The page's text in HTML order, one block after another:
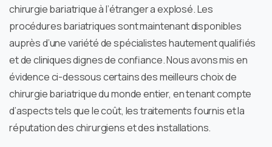
chirurgie bariatrique à l’étranger a explosé. Les
procédures bariatriques sont maintenant disponibles
auprès d’une variété de spécialistes hautement qualifiés
et de cliniques dignes de confiance. Nous avons mis en
évidence ci-dessous certains des meilleurs choix de
chirurgie bariatrique du monde entier, en tenant compte
d’aspects tels que le coût, les traitements fournis et la
réputation des chirurgiens et des installations.